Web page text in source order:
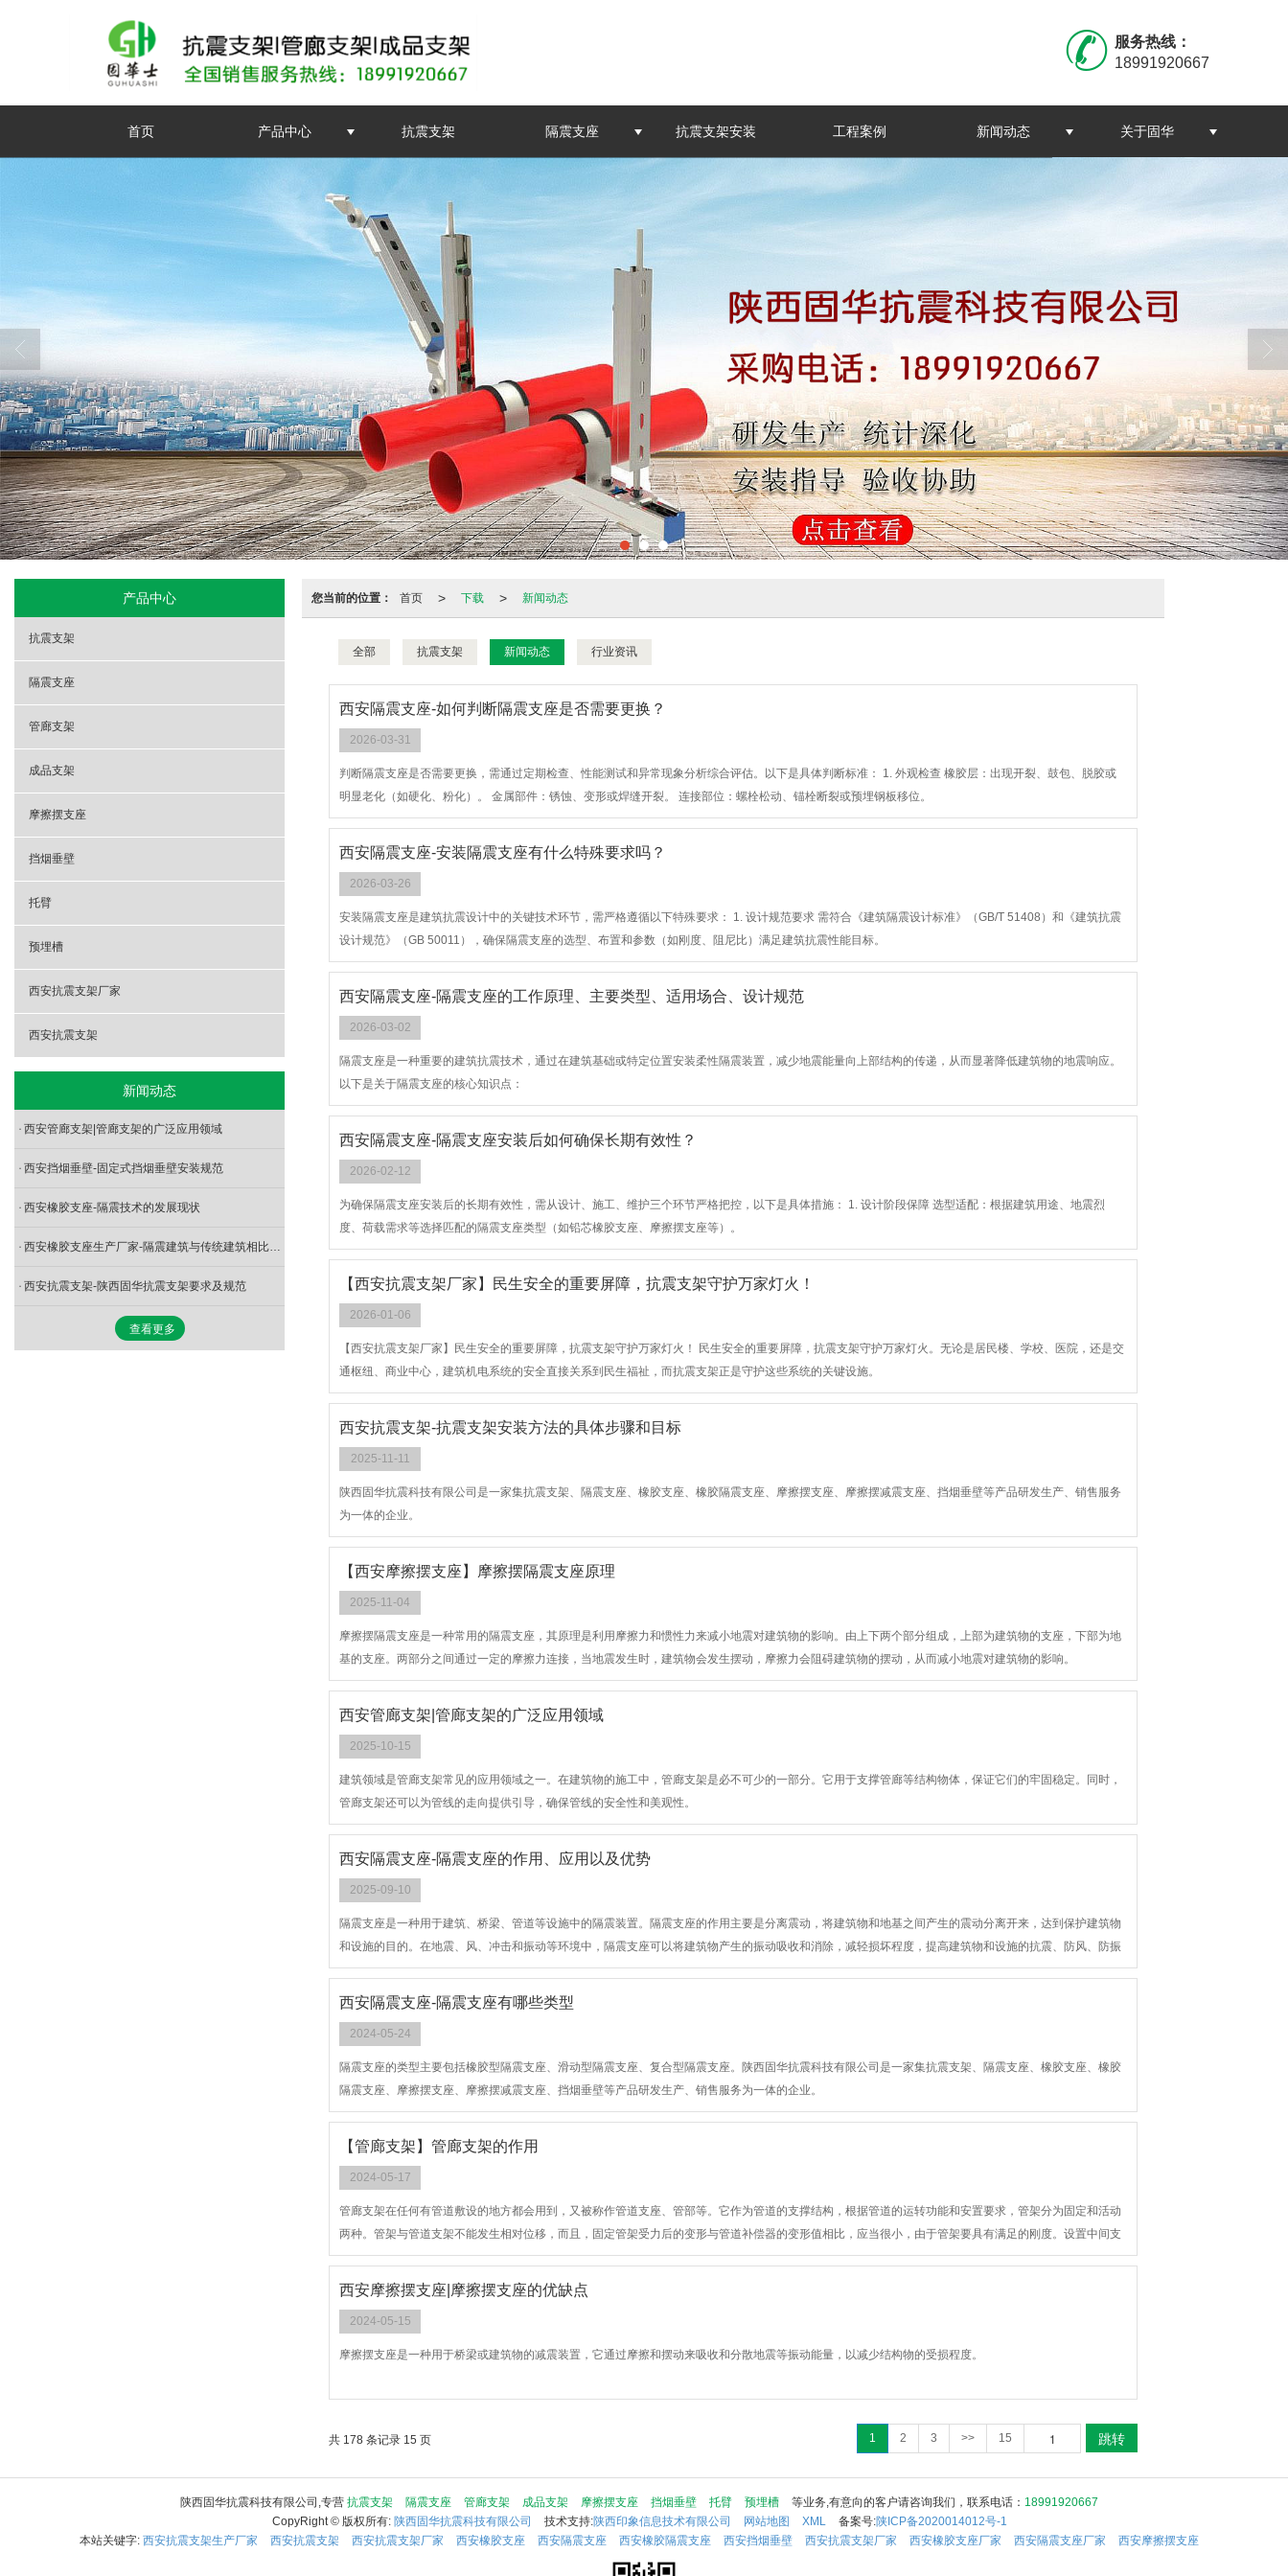
服务热线：
18991920667
首页 产品中心 抗震支架 隔震支座 抗震支架安装 工程案例 新闻动态 关于固华
您当前的位置： 首页 > 下载 > 新闻动态
全部 抗震支架 新闻动态 行业资讯
西安隔震支座-如何判断隔震支座是否需要更换？
2026-03-31
判断隔震支座是否需要更换，需通过‌定期检查、性能测试和异常现象分析‌综合评估。以下是具体判断标准： 1. ‌外观检查‌ ‌橡胶层‌：出现开裂、鼓包、脱胶或
明显老化（如硬化、粉化）。 ‌金属部件‌：锈蚀、变形或焊缝开裂。 ‌连接部位‌：螺栓松动、锚栓断裂或预埋钢板移位。
西安隔震支座-安装隔震支座有什么特殊要求吗？
2026-03-26
安装隔震支座是建筑抗震设计中的关键技术环节，需严格遵循以下特殊要求： 1. ‌设计规范要求‌ 需符合《建筑隔震设计标准》（GB/T 51408）和《建筑抗震
设计规范》（GB 50011），确保隔震支座的选型、布置和参数（如刚度、阻尼比）满足建筑抗震性能目标。
西安隔震支座-隔震支座的工作原理、主要类型‌、适用场合、设计规范‌
2026-03-02
隔震支座是一种重要的建筑抗震技术，通过在建筑基础或特定位置安装柔性隔震装置，减少地震能量向上部结构的传递，从而显著降低建筑物的地震响应。
以下是关于隔震支座的核心知识点：
西安隔震支座-隔震支座安装后如何确保长期有效性？
2026-02-12
为确保隔震支座安装后的长期有效性，需从‌设计、施工、维护‌三个环节严格把控，以下是具体措施： 1. ‌设计阶段保障‌ ‌选型适配‌：根据建筑用途、地震烈
度、荷载需求等选择匹配的隔震支座类型（如铅芯橡胶支座、摩擦摆支座等）。
【西安抗震支架厂家】民生安全的重要屏障，抗震支架守护万家灯火！
2026-01-06
【西安抗震支架厂家】民生安全的重要屏障，抗震支架守护万家灯火！ 民生安全的重要屏障，抗震支架守护万家灯火。无论是居民楼、学校、医院，还是交
通枢纽、商业中心，建筑机电系统的安全直接关系到民生福祉，而抗震支架正是守护这些系统的关键设施。
西安抗震支架-抗震支架安装方法的具体步骤和目标
2025-11-11
陕西固华抗震科技有限公司是一家集抗震支架、隔震支座、橡胶支座、橡胶隔震支座、摩擦摆支座、摩擦摆减震支座、挡烟垂壁等产品研发生产、销售服务
为一体的企业。
【西安摩擦摆支座】摩擦摆隔震支座原理
2025-11-04
摩擦摆隔震支座是一种常用的隔震支座，其原理是利用摩擦力和惯性力来减小地震对建筑物的影响。由上下两个部分组成，上部为建筑物的支座，下部为地
基的支座。两部分之间通过一定的摩擦力连接，当地震发生时，建筑物会发生摆动，摩擦力会阻碍建筑物的摆动，从而减小地震对建筑物的影响。
西安管廊支架|管廊支架的广泛应用领域
2025-10-15
建筑领域是管廊支架​常见的应用领域之一。在建筑物的施工中，管廊支架是必不可少的一部分。它用于支撑管廊等结构物体，保证它们的牢固稳定。同时，
管廊支架还可以为管线的走向提供引导，确保管线的安全性和美观性。
西安隔震支座-隔震支座的作用、应用以及优势
2025-09-10
隔震支座是一种用于建筑、桥梁、管道等设施中的隔震装置。隔震支座的作用主要是分离震动，将建筑物和地基之间产生的震动分离开来，达到保护建筑物
和设施的目的。在地震、风、冲击和振动等环境中，隔震支座可以将建筑物产生的振动吸收和消除，减轻损坏程度，提高建筑物和设施的抗震、防风、防振
和抗冲击等性能，提高安全性和可靠性。
西安隔震支座-隔震支座有哪些类型
2024-05-24
隔震支座的类型主要包括橡胶型隔震支座、滑动型隔震支座、复合型隔震支座。陕西固华抗震科技有限公司是一家集抗震支架、隔震支座、橡胶支座、橡胶
隔震支座、摩擦摆支座、摩擦摆减震支座、挡烟垂壁等产品研发生产、销售服务为一体的企业。
【管廊支架】管廊支架的作用
2024-05-17
管廊支架在任何有管道敷设的地方都会用到，又被称作管道支座、管部等。它作为管道的支撑结构，根据管道的运转功能和安置要求，管架分为固定和活动
两种。管架与管道支架不能发生相对位移，而且，固定管架受力后的变形与管道补偿器的变形值相比，应当很小，由于管架要具有满足的刚度。设置中间支
撑的地方选用活动管架，管道与管架之间允许发生相对位移，不约束管道的热变形。
西安摩擦摆支座|摩擦摆支座的优缺点
2024-05-15
摩擦摆支座是一种用于桥梁或建筑物的减震装置，它通过摩擦和摆动来吸收和分散地震等振动能量，以减少结构物的受损程度。
共 178 条记录 15 页 1 2 3 >> 15 跳转
产品中心
抗震支架
隔震支座
管廊支架
成品支架
摩擦摆支座
挡烟垂壁
托臂
预埋槽
西安抗震支架厂家
西安抗震支架
新闻动态
西安管廊支架|管廊支架的广泛应用领域
西安挡烟垂壁-固定式挡烟垂壁安装规范
西安橡胶支座-隔震技术的发展现状
西安橡胶支座生产厂家-隔震建筑与传统建筑相比有什么优势？
西安抗震支架-陕西固华抗震支架要求及规范
查看更多
陕西固华抗震科技有限公司,专营 抗震支架 隔震支座 管廊支架 成品支架 摩擦摆支座 挡烟垂壁 托臂 预埋槽 等业务,有意向的客户请咨询我们，联系电话： 18991920667
CopyRight © 版权所有: 陕西固华抗震科技有限公司 技术支持:陕西印象信息技术有限公司 网站地图 XML 备案号:陕ICP备2020014012号-1
本站关键字: 西安抗震支架生产厂家 西安抗震支架 西安抗震支架厂家 西安橡胶支座 西安隔震支座 西安橡胶隔震支座 西安挡烟垂壁 西安抗震支架厂家 西安橡胶支座厂家 西安隔震支座厂家 西安摩擦摆支座